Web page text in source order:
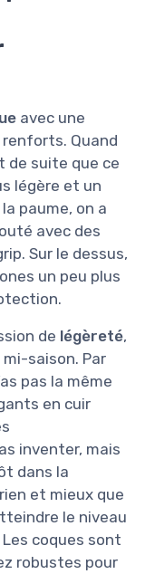
avec une
Quand
de suite que ce
légère et un
paume, on a
avec des
Sur le dessus,
un peu plus
de légèreté,
saison. Par
pas la même
en cuir
inventer, mais
dans la
et mieux que
le niveau
coques sont
robustes pour